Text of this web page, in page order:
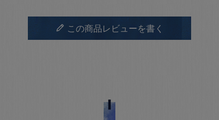
この商品レビューを書く